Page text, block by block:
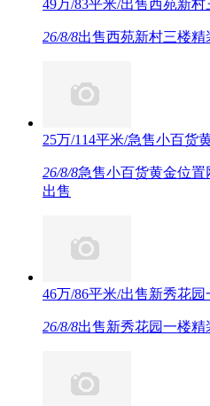
49万/83平米/出售西苑新
26/8/8出售西苑新村三楼精
25万/114平米/急售小百货
26/8/8急售小百货黄金位
出售
46万/86平米/出售新秀花
26/8/8出售新秀花园一楼